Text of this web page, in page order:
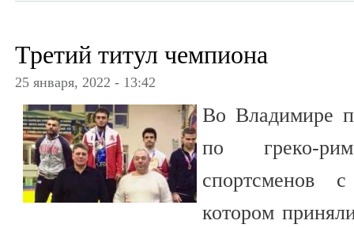
Третий титул чемпиона
25 января, 2022 - 13:42
Во Владимире
по греко-
спортсменов
котором